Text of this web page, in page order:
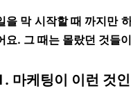
을 막 시작할 때 까지만
요. 그 때는 몰랐던 것들
마케팅이 이런 것